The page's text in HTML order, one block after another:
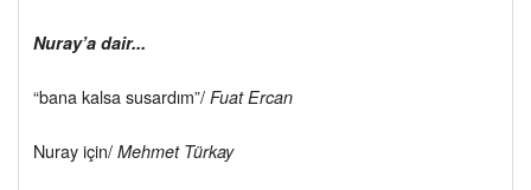
Nuray’a dair...
“bana kalsa susardım”/ Fuat Ercan
Nuray için/ Mehmet Türkay